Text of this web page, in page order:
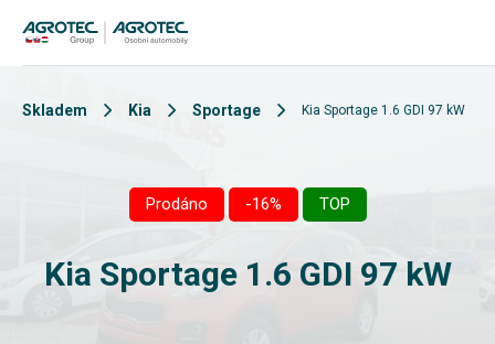
Skladem Kia Sportage Kia Sportage 1.6 GDI 97 kW
Prodáno -16% TOP
Kia Sportage 1.6 GDI 97 kW